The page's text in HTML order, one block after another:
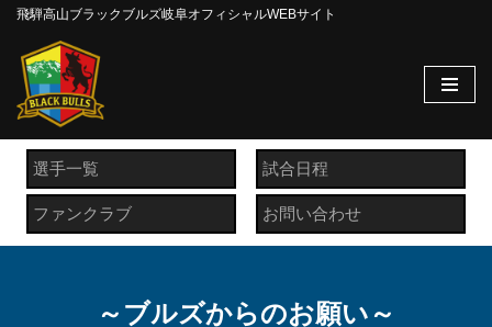
コ
ン
テ
ン
へ
キ
飛騨高山ブラックブルズ岐阜オフィシャルWEBサイト
選手一覧 試合日程
ファンクラブ お問い合わせ
～ブルズからのお願い～